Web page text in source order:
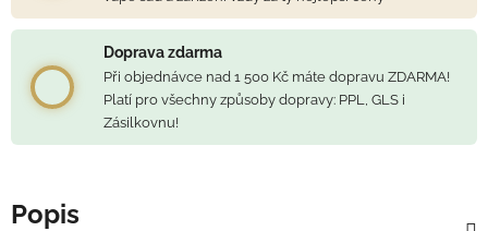
Doprava zdarma
Při objednávce nad 1 500 Kč máte dopravu ZDARMA!
Platí pro všechny způsoby dopravy: PPL, GLS i
Zásilkovnu!
Popis